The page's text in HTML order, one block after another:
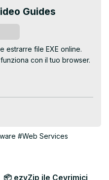
Guides
estrarre file EXE online.
con il tuo browser.
i-file-exe-online.html
il contenuto del
sui singoli file per
#Web Services
📦 ezyZip ile Çevrimiçi